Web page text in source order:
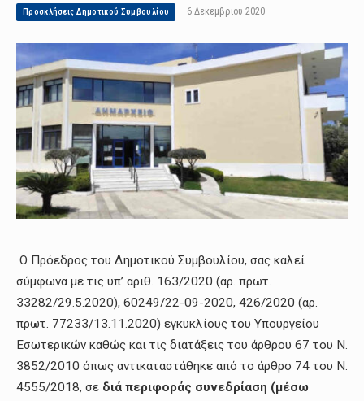
Προσκλήσεις Δημοτικού Συμβουλίου 6 Δεκεμβρίου 2020
Ο Πρόεδρος του Δημοτικού Συμβουλίου, σας καλεί
σύμφωνα με τις υπ’ αριθ. 163/2020 (αρ. πρωτ.
33282/29.5.2020), 60249/22-09-2020, 426/2020 (αρ.
πρωτ. 77233/13.11.2020) εγκυκλίους του Υπουργείου
Εσωτερικών καθώς και τις διατάξεις του άρθρου 67 του Ν.
3852/2010 όπως αντικαταστάθηκε από το άρθρο 74 του Ν.
4555/2018, σε διά περιφοράς συνεδρίαση (μέσω